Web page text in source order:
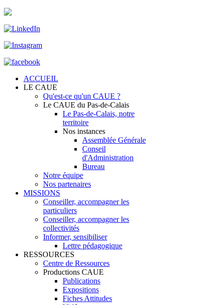
ACCUEIL
LE CAUE
Qu'est-ce qu'un CAUE ?
Le CAUE du Pas-de-Calais
Le Pas-de-Calais, notre
territoire
Nos instances
Assemblée Générale
Conseil
d'Administration
Bureau
Notre équipe
Nos partenaires
MISSIONS
Conseiller, accompagner les
particuliers
Conseiller, accompagner les
collectivités
Informer, sensibiliser
Lettre pédagogique
RESSOURCES
Centre de Ressources
Productions CAUE
Publications
Expositions
Fiches Attitudes